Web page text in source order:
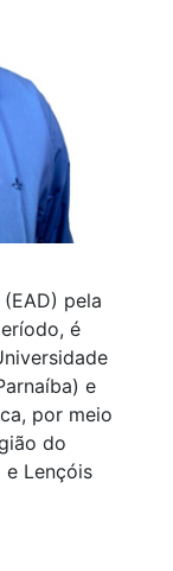
pela
é
e
por meio
do
e Lençóis